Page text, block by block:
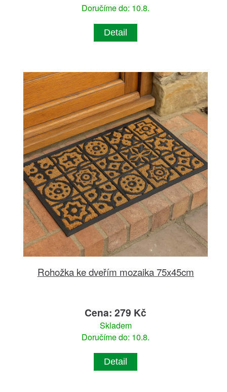
Doručíme do: 10.8.
Detail
Rohožka ke dveřím mozaika 75x45cm
Cena: 279 Kč
Skladem
Doručíme do: 10.8.
Detail